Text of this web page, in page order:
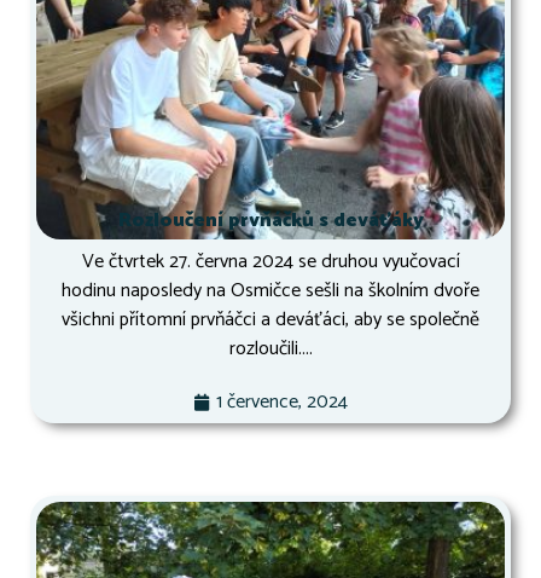
Rozloučení prvňáčků s deváťáky
Ve čtvrtek 27. června 2024 se druhou vyučovací
hodinu naposledy na Osmičce sešli na školním dvoře
všichni přítomní prvňáčci a deváťáci, aby se společně
rozloučili....
1 července, 2024